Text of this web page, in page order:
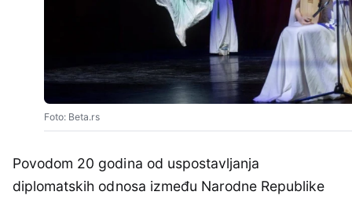
Foto: Beta.rs
Povodom 20 godina od uspostavljanja
diplomatskih odnosa između Narodne Republike